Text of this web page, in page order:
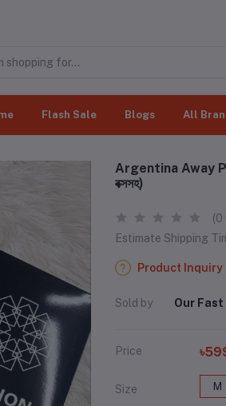
Flash Sale Blogs All
Argentina Away
বক্সসহ)
(0
Estimate Shipping
Product Inquiry
Sold by Our Fast
Price
Size M